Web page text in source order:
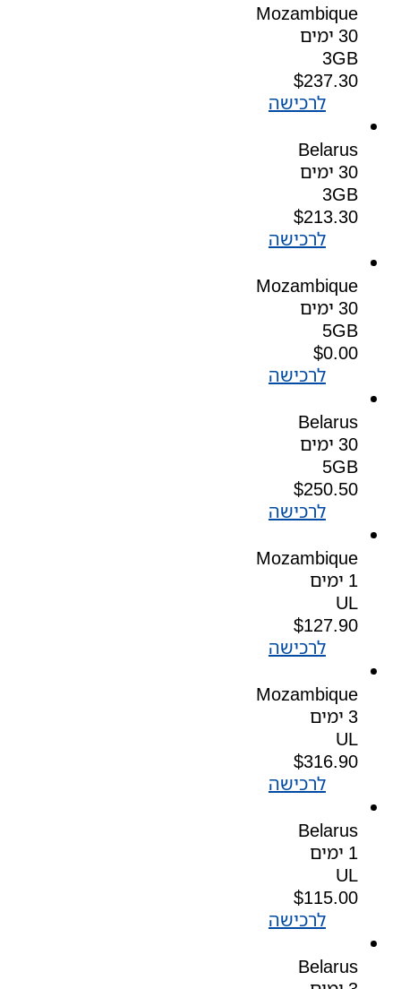
Mozambique
30 ימים
3GB
$237.30
לרכישה
Belarus
30 ימים
3GB
$213.30
לרכישה
Mozambique
30 ימים
5GB
$0.00
לרכישה
Belarus
30 ימים
5GB
$250.50
לרכישה
Mozambique
1 ימים
UL
$127.90
לרכישה
Mozambique
3 ימים
UL
$316.90
לרכישה
Belarus
1 ימים
UL
$115.00
לרכישה
Belarus